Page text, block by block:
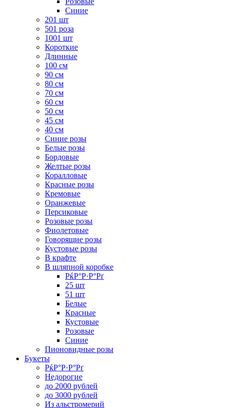
Синие
201 шт
501 роза
1001 шт
Короткие
Длинные
100 см
90 см
80 см
70 см
60 см
50 см
45 см
40 см
Cиние розы
Белые розы
Бордовые
Желтые розы
Коралловые
Красные розы
Кремовые
Оранжевые
Персиковые
Розовые розы
Фиолетовые
Говорящие розы
Кустовые розы
В крафте
В шляпной коробке
РќР°Р·Р°Рґ
25 шт
51 шт
Белые
Красные
Кустовые
Розовые
Синие
Пионовидные розы
Букеты
РќР°Р·Р°Рґ
Недорогие
до 2000 рублей
до 3000 рублей
Из альстромерий